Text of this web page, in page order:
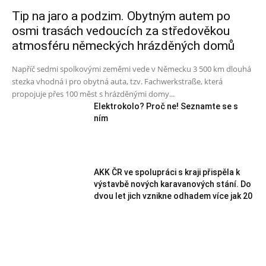
Tip na jaro a podzim. Obytným autem po
osmi trasách vedoucích za středověkou
atmosféru německých hrázděných domů
Napříč sedmi spolkovými zeměmi vede v Německu 3 500 km dlouhá
stezka vhodná i pro obytná auta, tzv. Fachwerkstraße, která
propojuje přes 100 měst s hrázděnými domy...
Elektrokolo? Proč ne! Seznamte se s
ním
AKK ČR ve spolupráci s kraji přispěla k
výstavbě nových karavanových stání. Do
dvou let jich vznikne odhadem více jak 20